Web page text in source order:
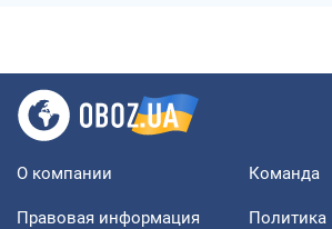
О компании Команда
Правовая информация
Политика